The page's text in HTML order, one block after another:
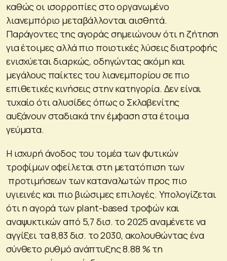
καθώς οι ισορροπίες στο οργανωμένο
λιανεμπόριο μεταβάλλονται αισθητά.
Παράγοντες της αγοράς σημειώνουν ότι η ζήτηση
για έτοιμες αλλά πιο ποιοτικές λύσεις διατροφής
ενισχύεται διαρκώς, οδηγώντας ακόμη και
μεγάλους παίκτες του λιανεμπορίου σε πιο
επιθετικές κινήσεις στην κατηγορία. Δεν είναι
τυχαίο ότι αλυσίδες όπως ο Σκλαβενίτης
αυξάνουν σταδιακά την έμφαση στα έτοιμα
γεύματα.
Η ισχυρή άνοδος του τομέα των φυτικών
τροφίμων οφείλεται στη μετατόπιση των
προτιμήσεων των καταναλωτών προς πιο
υγιεινές και πιο βιώσιμες επιλογές. Υπολογίζεται
ότι η αγορά των plant-based τροφών και
αναψυκτικών από 5,7 δισ. το 2025 αναμένετε να
αγγίξει τα 8,83 δισ. το 2030, ακολουθώντας ένα
σύνθετο ρυθμό ανάπτυξης 8.88 % τη